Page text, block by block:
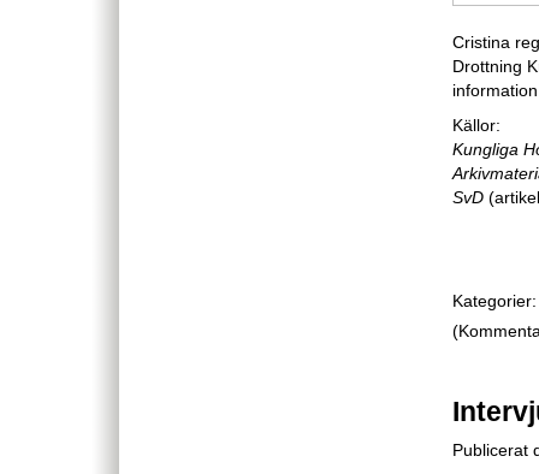
Cristina
Drottning
Källor:
Kungliga
SvD
Kategorier:
Publicerat